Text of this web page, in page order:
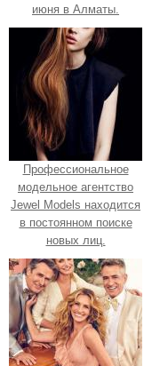
июня в Алматы.
Профессиональное
модельное агентство
Jewel Models находится
в постоянном поиске
новых лиц.